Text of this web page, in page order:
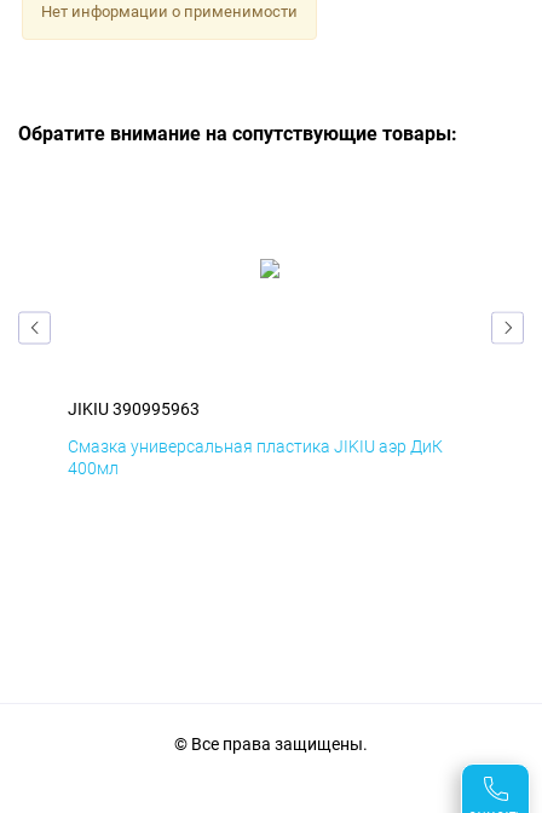
Нет информации о применимости
Обратите внимание на сопутствующие товары:
JIKIU 390995963
Смазка универсальная пластика JIKIU аэр ДиК
400мл
© Все права защищены.